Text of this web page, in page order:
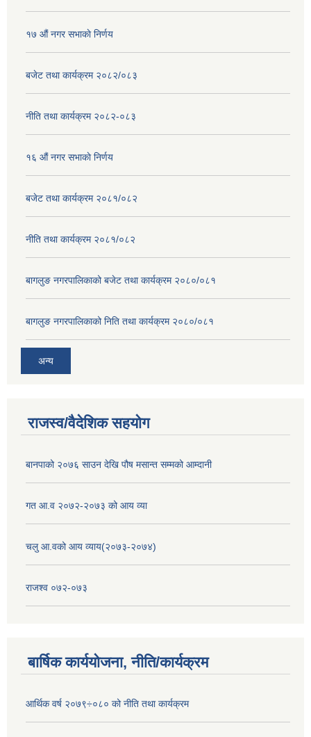
१७ ‌‍औं नगर सभाकाे निर्णय
बजेट तथा कार्यक्रम २०८२/०८३
नीति तथा कार्यक्रम २०८२-०८३
१६ ‌औं नगर सभाकाे निर्णय
बजेट तथा कार्यक्रम २०८१/०८२
नीति तथा कार्यक्रम २०८१/०८२
बागलुङ नगरपालिकाको बजेट तथा कार्यक्रम २०८०/०८१
बागलुङ नगरपालिकाको निति तथा कार्यक्रम २०८०/०८१
अन्य
राजस्व/वैदेशिक सहयोग
बानपाको २०७६ साउन देखि पौष मसान्त सम्मको आम्दानी
गत आ.व २०७२-२०७३ को आय व्या
चलु आ.वको आय व्याय(२०७३-२०७४)
राजश्व ०७२-०७३
बार्षिक कार्ययोजना, नीति/कार्यक्रम
आर्थिक वर्ष २०७९÷०८० को नीति तथा कार्यक्रम